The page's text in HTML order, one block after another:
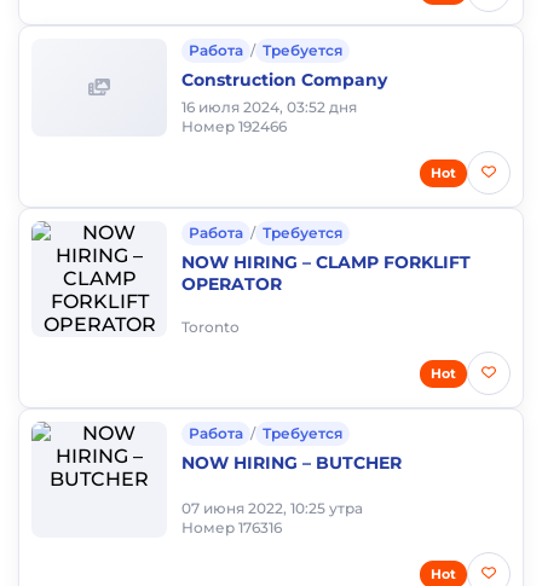
Работа / Требуется
Construction Company
16 июля 2024, 03:52 дня
Номер 192466
Hot
Работа / Требуется
NOW HIRING – CLAMP FORKLIFT
OPERATOR
Toronto
Hot
Работа / Требуется
NOW HIRING – BUTCHER
07 июня 2022, 10:25 утра
Номер 176316
Hot